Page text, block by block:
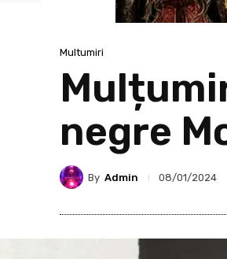
Multumiri
negre
By Admin 08/01/2024